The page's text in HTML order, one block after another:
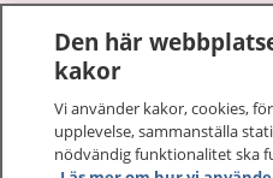
1177 på flera språk
Den här
kakor
Vi använder kakor, cookies,
upplevelse, sammanställa
nödvändig funktionalitet ska